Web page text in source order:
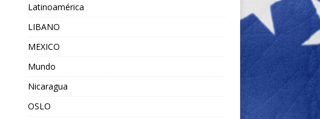
Latinoamérica
LIBANO
MEXICO
Mundo
Nicaragua
OSLO